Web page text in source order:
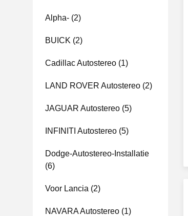
Alpha- (2)
BUICK (2)
Cadillac Autostereo (1)
LAND ROVER Autostereo (2)
JAGUAR Autostereo (5)
INFINITI Autostereo (5)
Dodge-Autostereo-Installatie
(6)
Voor Lancia (2)
NAVARA Autostereo (1)